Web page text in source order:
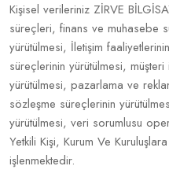
Kişisel verileriniz ZİRVE
süreçleri, finans ve muhasebe
yürütülmesi, İletişim
süreçlerinin yürütülmesi,
yürütülmesi, pazarlama ve
sözleşme süreçlerinin
yürütülmesi, veri sorumlusu
Yetkili Kişi, Kurum Ve
işlenmektedir.